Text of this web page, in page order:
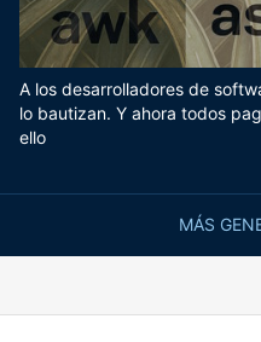
MÁS
A los desarrolladores de
lo bautizan. Y ahora todos
ello